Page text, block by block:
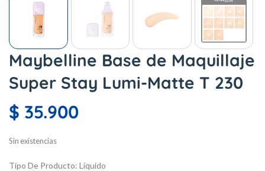
Maybelline Base de Maquillaje
Super Stay Lumi-Matte T 230
$ 35.900
Sin existencias
Tipo De Producto: Líquido